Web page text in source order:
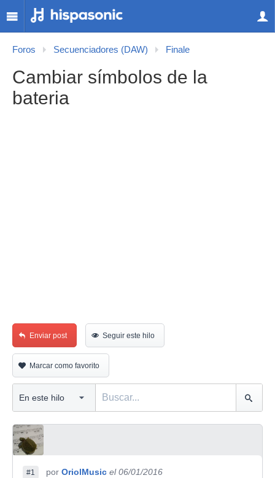
Foros Secuenciadores (DAW) Finale
Cambiar símbolos de la
bateria
Enviar post Seguir este hilo
Marcar como favorito
#1 por OriolMusic el 06/01/2016